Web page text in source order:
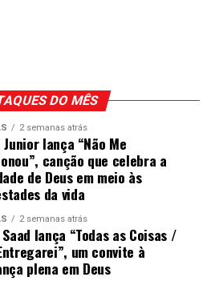
DO MÊS
2 semanas atrás
Junior lança “Não Me
canção que celebra a
de Deus em meio às
da vida
2 semanas atrás
lança “Todas as Coisas /
um convite à
plena em Deus